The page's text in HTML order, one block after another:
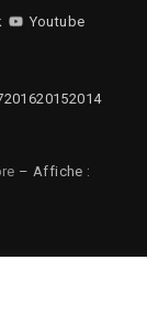
Youtube
201620152014
– Affiche :